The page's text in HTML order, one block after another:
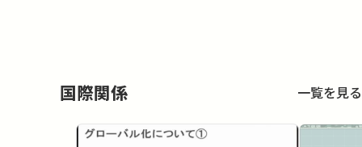
国際関係 一覧を見る